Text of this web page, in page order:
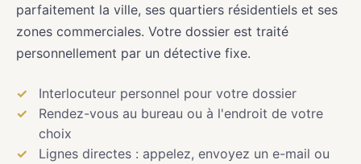
parfaitement la ville, ses quartiers résidentiels et ses
zones commerciales. Votre dossier est traité
personnellement par un détective fixe.
Interlocuteur personnel pour votre dossier
Rendez-vous au bureau ou à l'endroit de votre
choix
Lignes directes : appelez, envoyez un e-mail ou